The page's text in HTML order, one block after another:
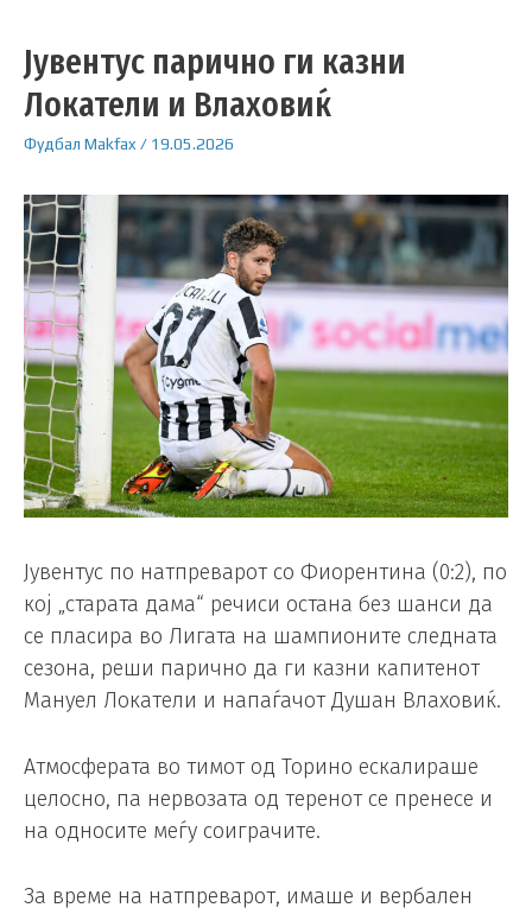
Јувентус парично ги казни
Локатели и Влаховиќ
Фудбал Makfax / 19.05.2026
Јувентус по натпреварот со Фиорентина (0:2), по
кој „старата дама“ речиси остана без шанси да
се пласира во Лигата на шампионите следната
сезона, реши парично да ги казни капитенот
Мануел Локатели и напаѓачот Душан Влаховиќ.
Атмосферата во тимот од Торино ескалираше
целосно, па нервозата од теренот се пренесе и
на односите меѓу соиграчите.
За време на натпреварот, имаше и вербален